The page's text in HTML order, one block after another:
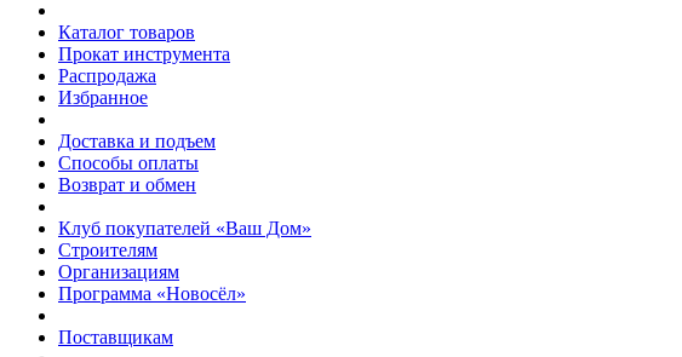
Каталог товаров
Прокат инструмента
Распродажа
Избранное
Доставка и подъем
Способы оплаты
Возврат и обмен
Клуб покупателей «Ваш Дом»
Строителям
Организациям
Программа «Новосёл»
Поставщикам